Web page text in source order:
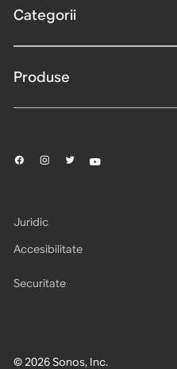
Categorii
Produse
© 2026 Sonos, Inc.
Juridic
Accesibilitate
Securitate